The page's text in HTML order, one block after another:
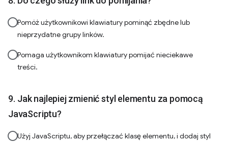
Pomóż użytkownikowi klawiatury pominąć zbędne lub
nieprzydatne grupy linków.
Pomaga użytkownikom klawiatury pomijać nieciekawe
treści.
Jak najlepiej zmienić styl elementu za pomocą
JavaScriptu?
Użyj JavaScriptu, aby przełączać klasę elementu, i dodaj styl